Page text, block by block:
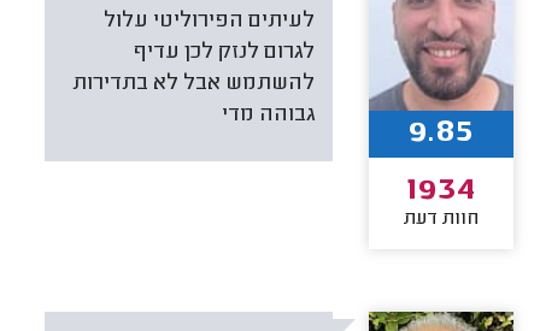
לעיתים הפירוליטי עלול
לגרום לנזק לכן עדיף
להשתמש אבל לא בתדירות
גבוהה מדי
9.85
1934
חוות דעת